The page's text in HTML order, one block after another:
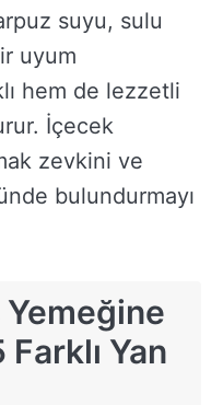
suyu, sulu
uyum
hem de lezzetli
İçecek
zevkini ve
bulundurmayı
Farklı Yan